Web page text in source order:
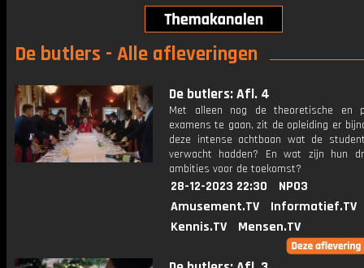
De butlers - Alle afleveringen
De butlers: Afl. 4
Met alleen nog de theoretische en
examens te gaan, zit de opleiding er
deze intense achtbaan wat de
verwacht hadden? En wat zijn hun
ambities voor de toekomst?
28-12-2023 22:30
NPO3
Amusement.TV
Informatief.TV
Kennis.TV
Mensen.TV